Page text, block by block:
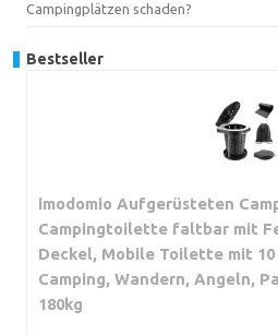
Campingplätzen schaden?
Bestseller
imodomio Aufgerüsteten
Campingtoilette faltbar mit
Deckel, Mobile Toilette mit
Camping, Wandern, Angeln,
180kg